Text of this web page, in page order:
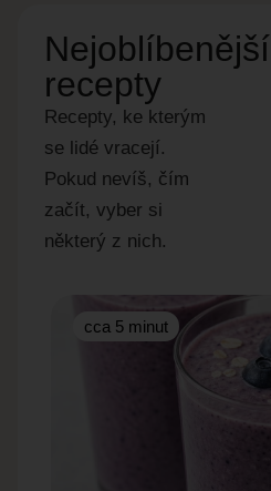
Nejoblíbenější
recepty
Recepty, ke kterým
se lidé vracejí.
Pokud nevíš, čím
začít, vyber si
některý z nich.
cca 5 minut